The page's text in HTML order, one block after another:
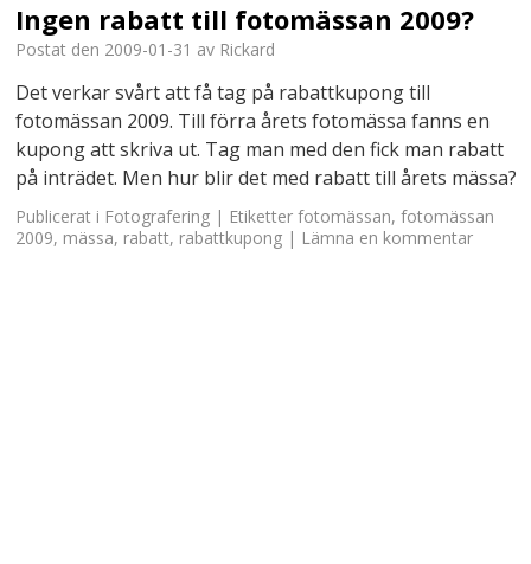
Ingen rabatt till fotomässan 2009?
Postat den 2009-01-31 av Rickard
Det verkar svårt att få tag på rabattkupong till
fotomässan 2009. Till förra årets fotomässa fanns en
kupong att skriva ut. Tag man med den fick man rabatt
på inträdet. Men hur blir det med rabatt till årets mässa?
Publicerat i Fotografering | Etiketter fotomässan, fotomässan
2009, mässa, rabatt, rabattkupong | Lämna en kommentar